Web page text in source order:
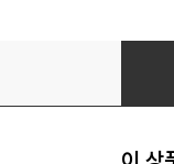
월간